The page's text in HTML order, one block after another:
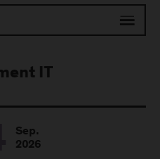
IT
Sep.
2026